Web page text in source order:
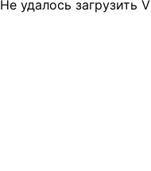
Не удалось загрузить